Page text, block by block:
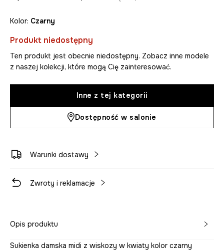
Kolor: czarny
Produkt niedostępny
Ten produkt jest obecnie niedostępny. Zobacz inne modele
z naszej kolekcji, które mogą Cię zainteresować.
Inne z tej kategorii
Dostępność w salonie
Warunki dostawy
Zwroty i reklamacje
Opis produktu
Sukienka damska midi z wiskozy w kwiaty kolor czarny